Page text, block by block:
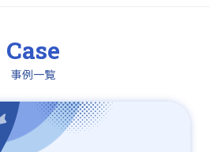
Case
事例一覧